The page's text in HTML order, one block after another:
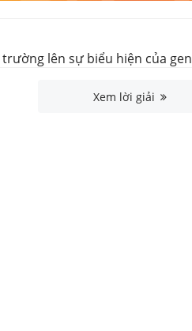
lên sự biểu hiện của gen
Xem lời giải